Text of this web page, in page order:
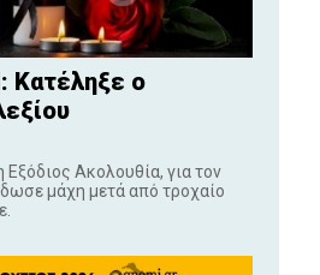
ο
Ακολουθία, για τον
μάχη μετά από τροχαίο